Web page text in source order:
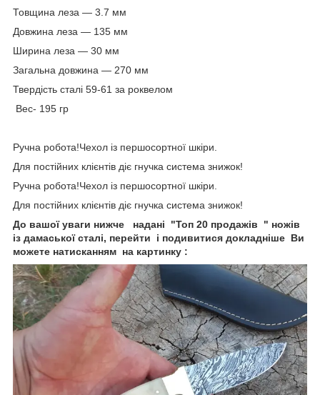
Товщина леза — 3.7 мм
Довжина леза — 135 мм
Ширина леза — 30 мм
Загальна довжина — 270 мм
Твердість сталі 59-61 за роквелом
Вес- 195 гр
Ручна робота!Чехол із першосортної шкіри.
Для постійних клієнтів діє гнучка система знижок!
Ручна робота!Чехол із першосортної шкіри.
Для постійних клієнтів діє гнучка система знижок!
До вашої уваги нижче надані "Топ 20 продажів " ножів
із дамаської сталі, перейти і подивитися докладніше Ви
можете натисканням на картинку :